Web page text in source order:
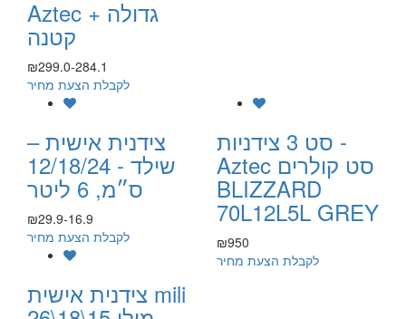
Aztec גדולה +
קטנה
₪299.0-284.1
לקבלת הצעת מחיר
סט 3 צידניות -
Aztec סט קולרים
BLIZZARD
70L12L5L GREY
₪950
לקבלת הצעת מחיר
צידנית אישית –
שילד - 12/18/24
ס״מ, 6 ליטר
₪29.9-16.9
לקבלת הצעת מחיר
צידנית אישית mili